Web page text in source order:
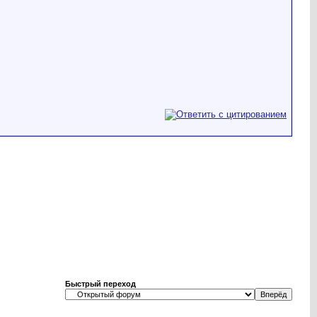
Быстрый переход